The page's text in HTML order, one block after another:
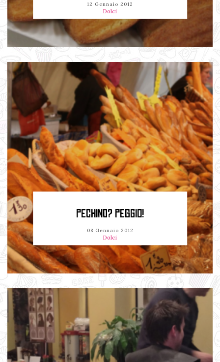
12 Gennaio 2012
Dolci
PECHINO? PEGGIO!
08 Gennaio 2012
Dolci